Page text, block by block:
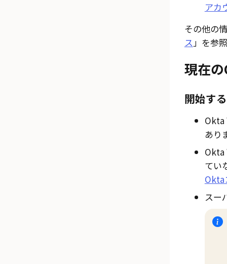
アカ
その他の
ス」を参
現在の
開始す
Okta
あり
Okta
てい
Okta
スー